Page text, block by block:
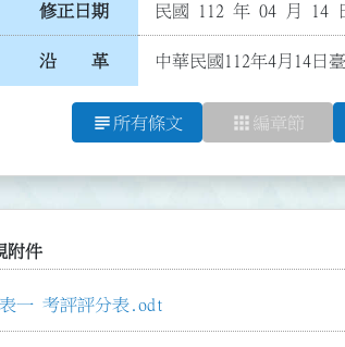
修正日期 民國 112 年 04 月 14
沿 革 中華民國112年4月14日
subject 所有條文 apps 編章節
附件
一 考評評分表.odt